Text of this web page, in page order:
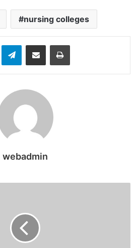
nursing colleges
TelegramShare via Email Print
webadmin